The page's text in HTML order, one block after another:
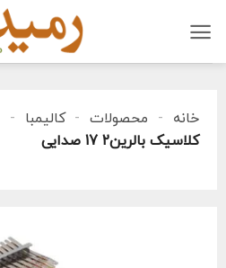
خانه - محصولات - کالیمبا -
کلاسیک بالرین2 17 صدایی